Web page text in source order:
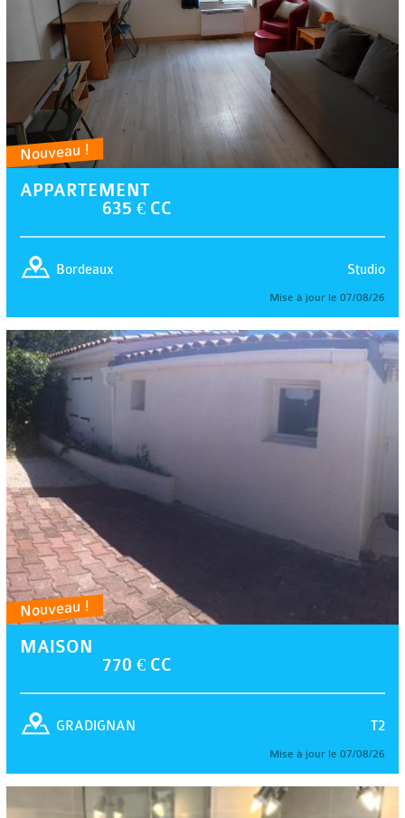
Nouveau !
APPARTEMENT
635 € CC
Studio
Bordeaux
Mise à jour le 07/08/26
Nouveau !
MAISON
770 € CC
T2
GRADIGNAN
Mise à jour le 07/08/26